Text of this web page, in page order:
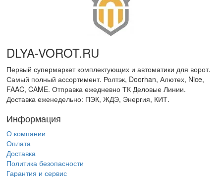
DLYA-VOROT.RU
Первый супермаркет комплектующих и автоматики для ворот.
Самый полный ассортимент. Ролтэк, Doorhan, Алютех, Nice,
FAAC, CAME. Отправка ежедневно ТК Деловые Линии.
Доставка еженедельно: ПЭК, ЖДЭ, Энергия, КИТ.
Информация
О компании
Оплата
Доставка
Политика безопасности
Гарантия и сервис